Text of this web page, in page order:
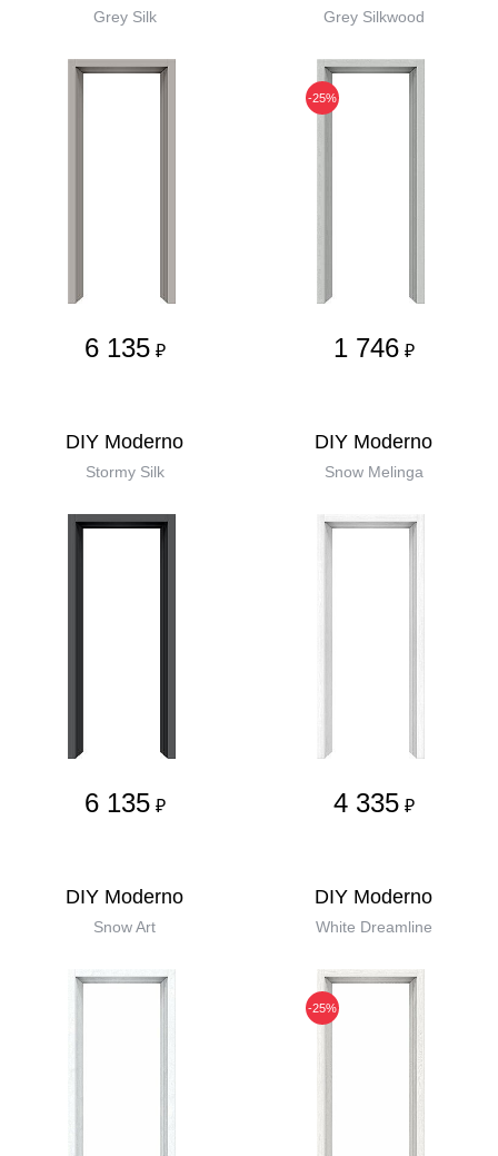
Grey Silk
6 135 ₽
Grey Silkwood
-25%
1 746 ₽
DIY Moderno
Stormy Silk
6 135 ₽
DIY Moderno
Snow Melinga
4 335 ₽
DIY Moderno
Snow Art
DIY Moderno
White Dreamline
-25%